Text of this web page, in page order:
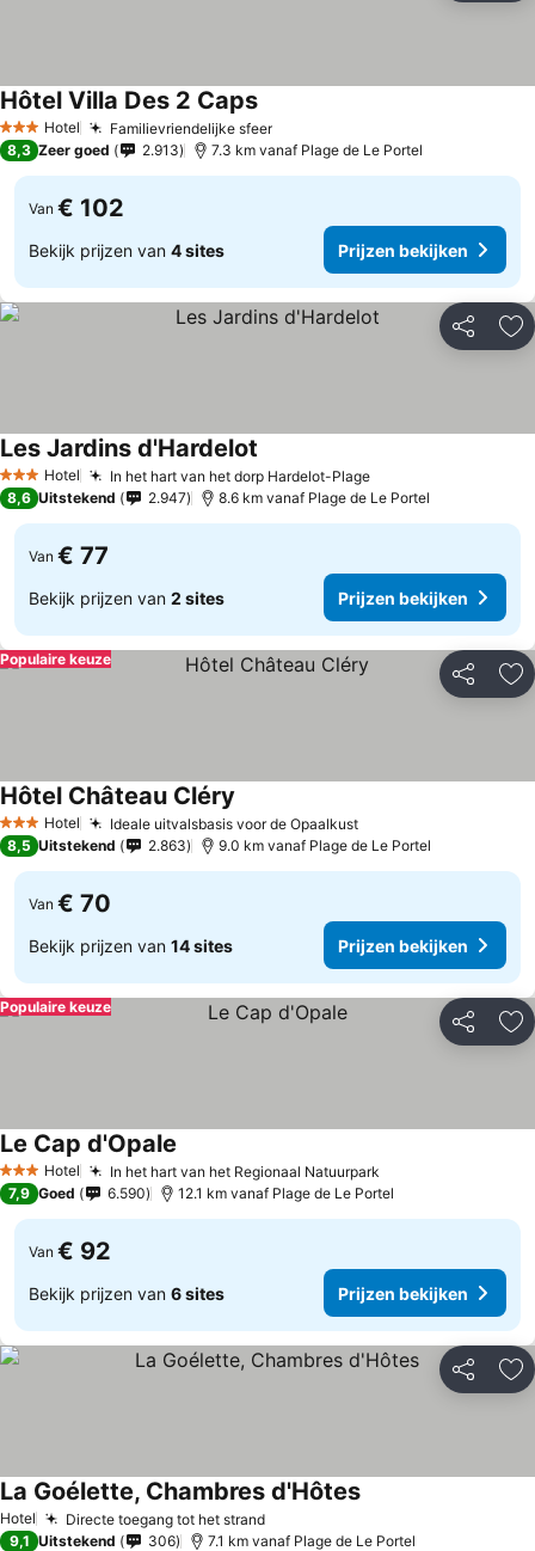
3 SterrenHotel Familievriendelijke sfeer
Hôtel Villa Des 2 Caps
8,3 Zeer goed 2.913 7.3 km vanaf Plage de Le Portel
Van € 102
Bekijk prijzen van 4 sites Prijzen bekijken
Delen
3 SterrenHotel In het hart van het dorp Hardelot-Plage
Les Jardins d'Hardelot
8,6 Uitstekend 2.947 8.6 km vanaf Plage de Le Portel
Van € 77
Bekijk prijzen van 2 sites Prijzen bekijken
Delen
Populaire keuze
3 SterrenHotel Ideale uitvalsbasis voor de Opaalkust
Hôtel Château Cléry
8,5 Uitstekend 2.863 9.0 km vanaf Plage de Le Portel
Van € 70
Bekijk prijzen van 14 sites Prijzen bekijken
Delen
Populaire keuze
3 SterrenHotel In het hart van het Regionaal Natuurpark
Le Cap d'Opale
7,9 Goed 6.590 12.1 km vanaf Plage de Le Portel
Van € 92
Bekijk prijzen van 6 sites Prijzen bekijken
Delen
Hotel Directe toegang tot het strand
La Goélette, Chambres d'Hôtes
9,1 Uitstekend 306 7.1 km vanaf Plage de Le Portel